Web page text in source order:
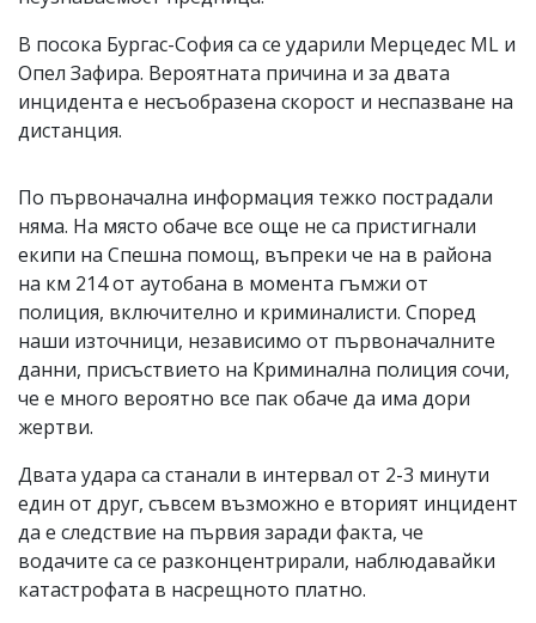
В посока Бургас-София са се ударили Мерцедес ML и
Опел Зафира. Вероятната причина и за двата
инцидента е несъобразена скорост и неспазване на
дистанция.
По първоначална информация тежко пострадали
няма. На място обаче все още не са пристигнали
екипи на Спешна помощ, въпреки че на в района
на км 214 от аутобана в момента гъмжи от
полиция, включително и криминалисти. Според
наши източници, независимо от първоначалните
данни, присъствието на Криминална полиция сочи,
че е много вероятно все пак обаче да има дори
жертви.
Двата удара са станали в интервал от 2-3 минути
един от друг, съвсем възможно е вторият инцидент
да е следствие на първия заради факта, че
водачите са се разконцентрирали, наблюдавайки
катастрофата в насрещното платно.